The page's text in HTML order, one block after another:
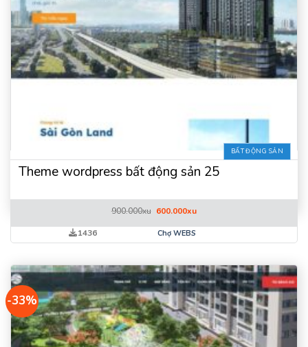
BẤT ĐỘNG SẢN
Theme wordpress bất động sản 25
900.000xu Giá
là:
900.000xu.
600.000xuGiá
tại
1436 Chợ WEBS
-33%